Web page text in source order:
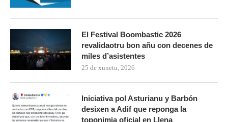
El Festival Boombastic 2026
revalidaotru bon añu con decenes de
miles d’asistentes
25 de xunetu, 2026
Iniciativa pol Asturianu y Barbón
desixen a Adif que reponga la
toponimia oficial en Ḷḷena